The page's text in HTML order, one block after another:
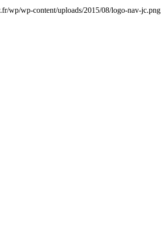
wp/wp-content/uploads/2015/08/logo-nav-jc.png